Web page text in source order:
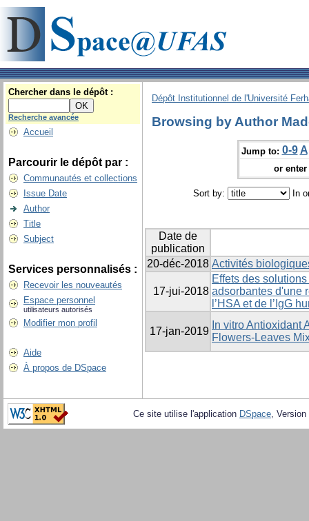
Chercher dans le dépôt :
Recherche avancée
Accueil
Parcourir le dépôt par :
Communautés et collections
Issue Date
Author
Title
Subject
Services personnalisés :
Recevoir les nouveautés
Espace personnel
utilisateurs autorisés
Modifier mon profil
Aide
À propos de DSpace
Dépôt Institutionnel de l'Université
Browsing by Author
Jump to: 0-9 A
or
Sort by: In
Date de
publication
20-déc-2018 Activités
17-jui-2018
Effets des
adsorbantes d'une
l’HSA et de l’IgG
17-jan-2019
In vitro Antioxidant
Flowers-Leaves
Ce site utilise l'application DSpace,